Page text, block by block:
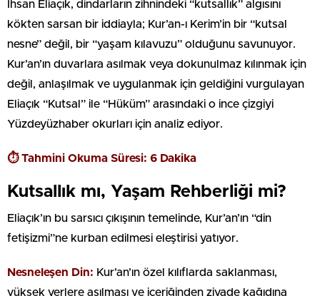
İhsan Eliaçık, dindarların zihnindeki “kutsallık” algısını
kökten sarsan bir iddiayla; Kur’an-ı Kerim’in bir “kutsal
nesne” değil, bir “yaşam kılavuzu” olduğunu savunuyor.
Kur’an’ın duvarlara asılmak veya dokunulmaz kılınmak için
değil, anlaşılmak ve uygulanmak için geldiğini vurgulayan
Eliaçık “Kutsal” ile “Hüküm” arasındaki o ince çizgiyi
Yüzdeyüzhaber okurları için analiz ediyor.
⏱️ Tahmini Okuma Süresi: 6 Dakika
Kutsallık mı, Yaşam Rehberliği mi?
Eliaçık’ın bu sarsıcı çıkışının temelinde, Kur’an’ın “din
fetişizmi”ne kurban edilmesi eleştirisi yatıyor.
Nesneleşen Din: Kur’an’ın özel kılıflarda saklanması,
yüksek yerlere asılması ve içeriğinden ziyade kağıdına